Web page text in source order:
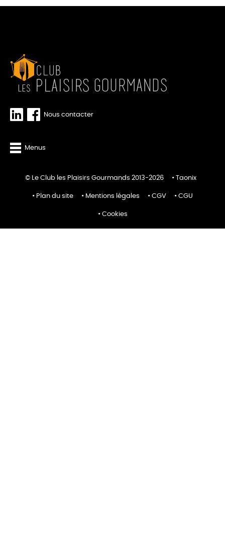
Nous contacter
Menus
© Le Club les Plaisirs Gourmands 2013-2026 Taonix
Plan du site Mentions légales CGV CGU
Cookies